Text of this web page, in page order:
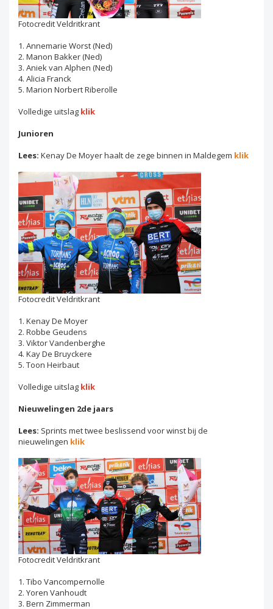
Fotocredit Veldritkrant
1. Annemarie Worst (Ned)
2. Manon Bakker (Ned)
3. Aniek van Alphen (Ned)
4. Alicia Franck
5. Marion Norbert Riberolle
Volledige uitslag klik
Junioren
Lees: Kenay De Moyer haalt de zege binnen in Maldegem klik
Fotocredit Veldritkrant
1. Kenay De Moyer
2. Robbe Geudens
3. Viktor Vandenberghe
4. Kay De Bruyckere
5. Toon Heirbaut
Volledige uitslag klik
Nieuwelingen 2de jaars
Lees: Sprints met twee beslissend voor winst bij de
nieuwelingen klik
Fotocredit Veldritkrant
1. Tibo Vancompernolle
2. Yoren Vanhoudt
3. Bern Zimmerman